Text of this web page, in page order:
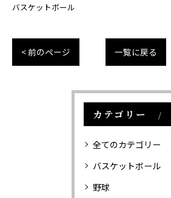
バスケットボール
< 前のページ 一覧に戻る
カテゴリー
全てのカテゴリー
バスケットボール
野球